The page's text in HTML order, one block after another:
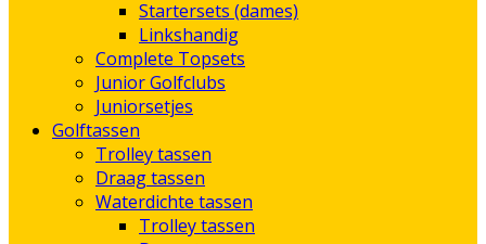
Startersets (dames)
Linkshandig
Complete Topsets
Junior Golfclubs
Juniorsetjes
Golftassen
Trolley tassen
Draag tassen
Waterdichte tassen
Trolley tassen